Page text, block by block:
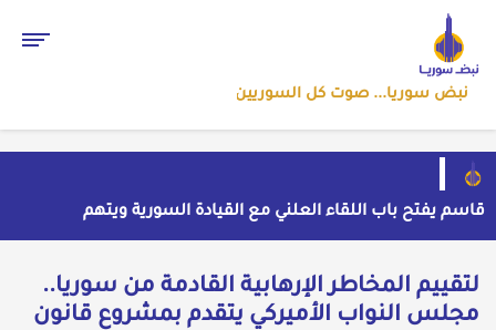
نبض سوريا... صوت كل السوريين
قاسم يفتح باب اللقاء العلني مع القيادة السورية ويتهم
السلطة في بيروت بـ"خدمة إسرائيل"
بسبب موجة الحر والجفاف... فرنسا توقف تشغيل 3
العراقي
من الاستيلاء على الأراضي إلى اعتقال الصحفيين: ملف
فساد وزير الزراعة باسل سويدان في العهد الجديد
إلى متى يبقى أطفال سوريا رهائن للخطف والجريمة وسط
لتقييم المخاطر الإرهابية القادمة من سوريا..
مجلس النواب الأميركي يتقدم بمشروع قانون